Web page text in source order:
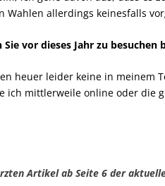
Wahlen allerdings keinesfalls
Sie vor dieses Jahr zu besuchen
heuer leider keine in meinem
ich mittlerweile online oder die
Artikel ab Seite 6 der